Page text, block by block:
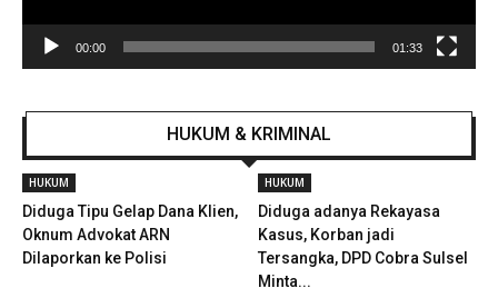
00:00 01:33
HUKUM & KRIMINAL
HUKUM
Diduga Tipu Gelap Dana Klien,
Oknum Advokat ARN
Dilaporkan ke Polisi
HUKUM
Diduga adanya Rekayasa
Kasus, Korban jadi
Tersangka, DPD Cobra Sulsel
Minta...